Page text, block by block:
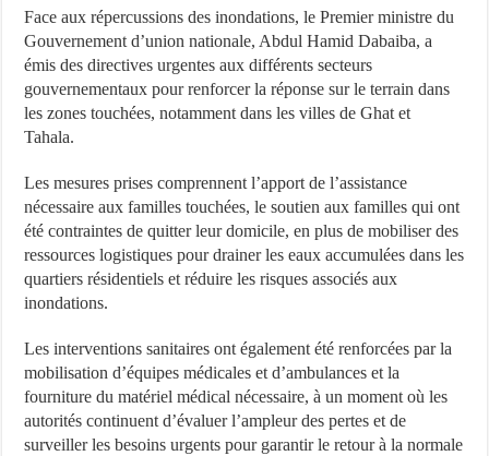
Face aux répercussions des inondations, le Premier ministre du
Gouvernement d’union nationale, Abdul Hamid Dabaiba, a
émis des directives urgentes aux différents secteurs
gouvernementaux pour renforcer la réponse sur le terrain dans
les zones touchées, notamment dans les villes de Ghat et
Tahala.
Les mesures prises comprennent l’apport de l’assistance
nécessaire aux familles touchées, le soutien aux familles qui ont
été contraintes de quitter leur domicile, en plus de mobiliser des
ressources logistiques pour drainer les eaux accumulées dans les
quartiers résidentiels et réduire les risques associés aux
inondations.
Les interventions sanitaires ont également été renforcées par la
mobilisation d’équipes médicales et d’ambulances et la
fourniture du matériel médical nécessaire, à un moment où les
autorités continuent d’évaluer l’ampleur des pertes et de
surveiller les besoins urgents pour garantir le retour à la normale